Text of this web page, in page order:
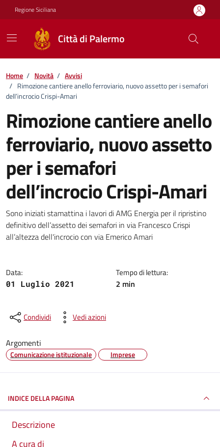
Vai ai contenuti
Vai al footer
Regione Siciliana
Città di Palermo
Home / Novità / Avvisi
/ Rimozione cantiere anello ferroviario, nuovo assetto per i semafori
dell’incrocio Crispi-Amari
Rimozione cantiere anello
ferroviario, nuovo assetto
per i semafori
dell’incrocio Crispi-Amari
Dettagli della notizia
Sono iniziati stamattina i lavori di AMG Energia per il ripristino
definitivo dell’assetto dei semafori in via Francesco Crispi
all’altezza dell'incrocio con via Emerico Amari
Data:
01 Luglio 2021
Tempo di lettura:
2 min
Condividi Vedi azioni
Argomenti
Comunicazione istituzionale Imprese
INDICE DELLA PAGINA
Descrizione
A cura di